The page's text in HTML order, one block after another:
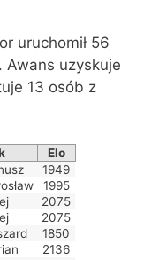
uruchomił 56
Awans uzyskuje
13 osób z
Elo
1949
1995
2075
2075
1850
2136